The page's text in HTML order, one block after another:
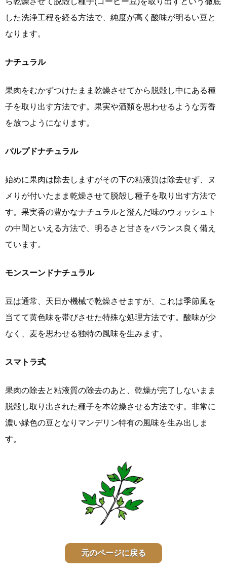
した洗浄工程を経る方法で、純度が高く酸味が明るい豆と
なります。
ナチュラル
果肉をむかずつけたまま乾燥させてから脱殻し中にある種
子を取り出す方法です。果実や酒類を思わせるような芳香
を放つようになります。
パルプドナチュラル
始めに果肉は除去しますがその下の粘液質は除去せず、ヌ
メりが付いたまま乾燥させて脱殻し種子を取り出す方法で
す。果実香の豊かなナチュラルと澄んだ味のウォッシュト
の中間といえる方法で、明るさと甘さをバランス良く備え
ています。
モンスーンドナチュラル
豆は通常、天日か機械で乾燥させますが、これは季節風を
当てて黄色味を帯びさせた特殊な処理方法です。酸味が少
なく、麦を思わせる独特の風味を生みます。
スマトラ式
果肉の除去と粘液質の除去のあと、乾燥が完了しないまま
脱殻し取り出された種子を本乾燥させる方法です。非常に
濃い緑色の豆となりマンデリン特有の風味を生み出しま
す。
元のページに戻る